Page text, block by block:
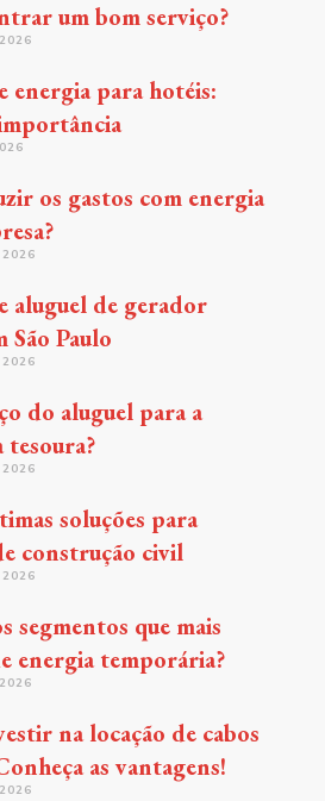
um bom serviço?
energia para hotéis:
os gastos com energia
aluguel de gerador
São Paulo
do aluguel para a
soluções para
construção civil
segmentos que mais
energia temporária?
na locação de cabos
as vantagens!